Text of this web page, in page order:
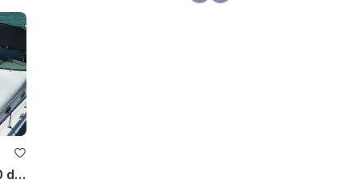
Mundomo de 55 pies: ¡200 dólares de descuento, fotos de drones gratis!